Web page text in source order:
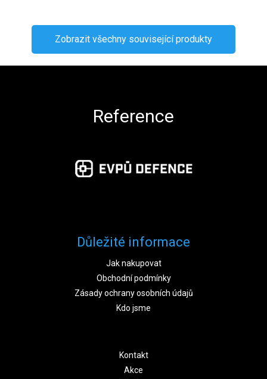
Zobrazit všechny související produkty
Reference
Důležité informace
Jak nakupovat
Obchodní podmínky
Zásady ochrany osobních údajů
Kdo jsme
Kontakt
Akce